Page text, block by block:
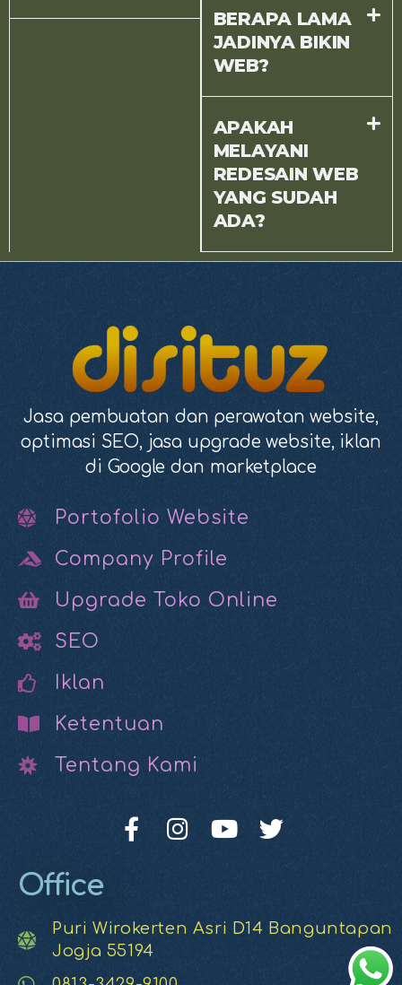
BERAPA LAMA
JADINYA BIKIN
WEB?
APAKAH
MELAYANI
REDESAIN WEB
YANG SUDAH
ADA?
Jasa pembuatan dan perawatan website,
optimasi SEO, jasa upgrade website, iklan
di Google dan marketplace
Portofolio Website
Company Profile
Upgrade Toko Online
SEO
Iklan
Ketentuan
Tentang Kami
Office
Puri Wirokerten Asri D14 Banguntapan
Jogja 55194